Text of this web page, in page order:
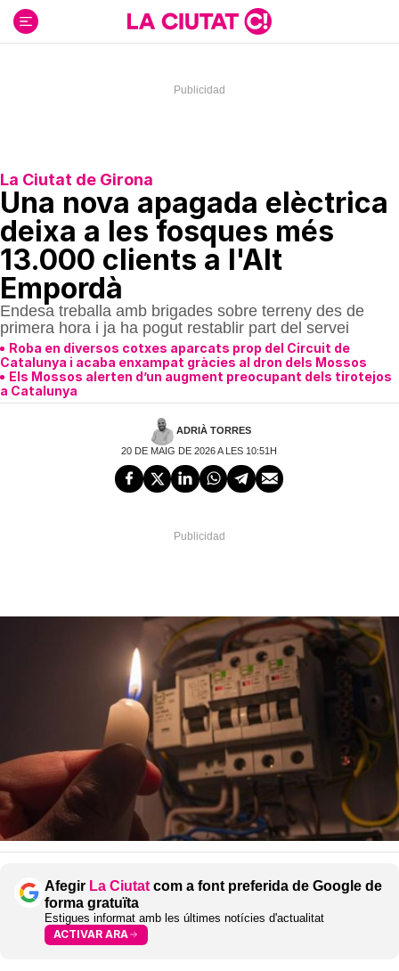
contenido
La Ciutat de Girona
Una nova apagada elèctrica
deixa a les fosques més
13.000 clients a l'Alt
Empordà
Endesa treballa amb brigades sobre terreny des de
primera hora i ja ha pogut restablir part del servei
Roba en diversos cotxes aparcats prop del Circuit de
Catalunya i acaba enxampat gràcies al dron dels Mossos
Els Mossos alerten d’un augment preocupant dels tirotejos
a Catalunya
ADRIÀ TORRES
20 DE MAIG DE 2026 A LES 10:51H
Afegir La Ciutat com a font preferida de Google de
forma gratuïta
Estigues informat amb les últimes notícies d'actualitat
ACTIVAR ARA